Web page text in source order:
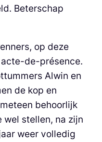
Beterschap
op deze
de-présence.
Alwin en
de kop en
behoorlijk
wel stellen, na zijn
weer volledig